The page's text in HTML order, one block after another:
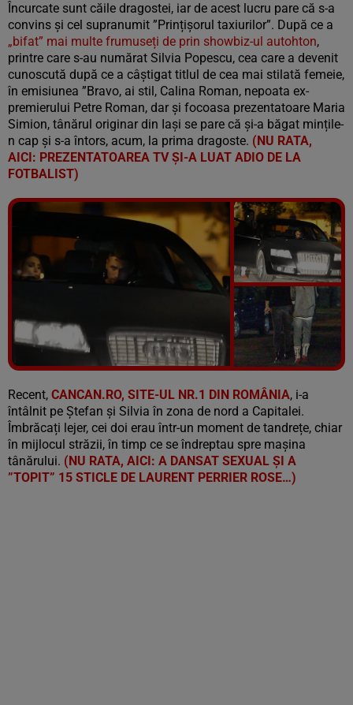
Încurcate sunt căile dragostei, iar de acest lucru pare că s-a
convins și cel supranumit ”Prințișorul taxiurilor”. După ce a
„bifat” mai multe frumuseți de prin showbiz-ul autohton,
printre care s-au numărat Silvia Popescu, cea care a devenit
cunoscută după ce a câștigat titlul de cea mai stilată femeie,
în emisiunea ”Bravo, ai stil, Calina Roman, nepoata ex-
premierului Petre Roman, dar și focoasa prezentatoare Maria
Simion, tânărul originar din Iași se pare că și-a băgat mințile-
n cap și s-a întors, acum, la prima dragoste. (NU RATA,
AICI: PREZENTATOAREA TV ȘI-A LUAT ADIO DE LA
FOTBALIST)
Vezi galeria foto
9 poze
Recent, CANCAN.RO, SITE-UL NR.1 DIN ROMÂNIA, i-a
întâlnit pe Ștefan și Silvia în zona de nord a Capitalei.
Îmbrăcați lejer, cei doi erau într-un moment de tandrețe, chiar
în mijlocul străzii, în timp ce se îndreptau spre mașina
tânărului. (NU RATA, AICI: A DANSAT SEXUAL ȘI A
”TOPIT” 15 STICLE DE LAURENT PERRIER ROSE…)